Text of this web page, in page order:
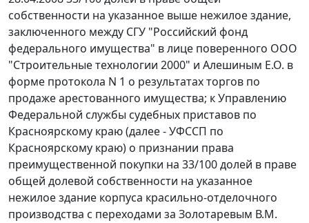
собственности на указанное выше нежилое здание,
заключенного между СГУ "Российский фонд
федерального имущества" в лице поверенного ООО
"Строительные технологии 2000" и Алешиным Е.О. в
форме протокола N 1 о результатах торгов по
продаже арестованного имущества; к Управлению
Федеральной службы судебных приставов по
Красноярскому краю (далее - УФССП по
Красноярскому краю) о признании права
преимущественной покупки на 33/100 долей в праве
общей долевой собственности на указанное
нежилое здание корпуса красильно-отделочного
производства с переходами за Золотаревым В.М.